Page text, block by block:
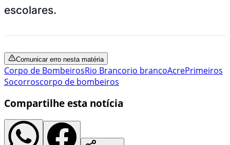
escolares.
Comunicar erro nesta matéria
Corpo de BombeirosRio Brancorio brancoAcrePrimeiros
Socorroscorpo de bombeiros
Compartilhe esta notícia